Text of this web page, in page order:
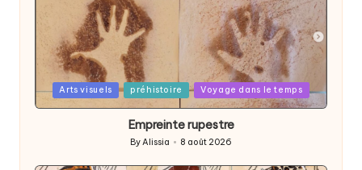
Posted
in
Arts visuels préhistoire Voyage dans le temps
Empreinte rupestre
Posted
By Alissia 8 août 2026